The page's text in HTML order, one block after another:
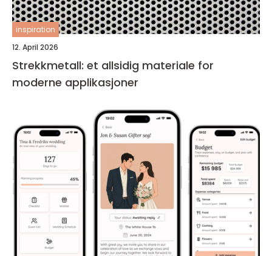
inspiration
12. April 2026
Strekkmetall: et allsidig materiale for
moderne applikasjoner